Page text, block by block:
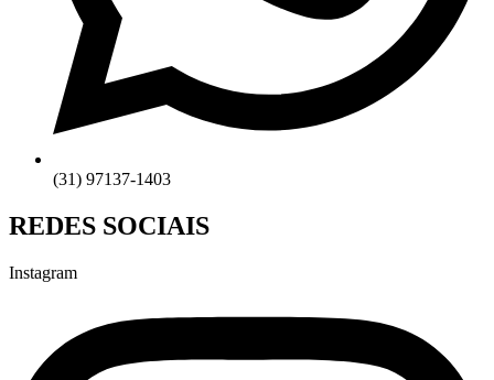
(31) 97137-1403
REDES SOCIAIS
Instagram